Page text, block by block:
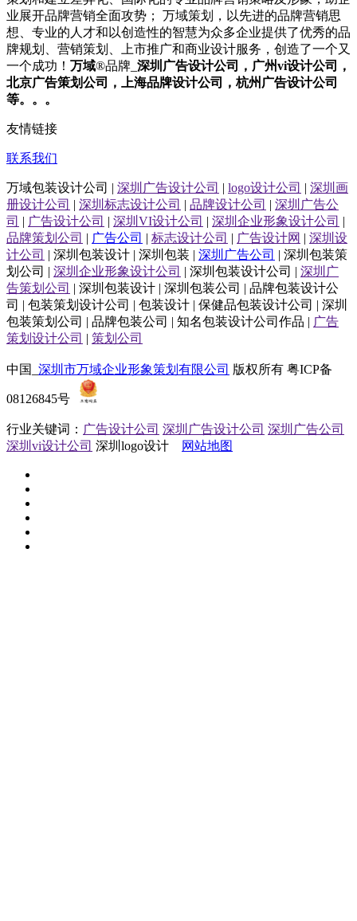
业展开品牌营销全面攻势； 万域策划，以先进的品牌营销思
想、专业的人才和以创造性的智慧为众多企业提供了优秀的品
牌规划、营销策划、上市推广和商业设计服务， 创造了一个又
一个成功！ 万域®品牌_ 深圳 广告设计公司 ，广州vi设计公司
，
北京广告策划公司 ，上海品牌设计公司 ，杭州 广告设计公司
等。。。
友情链接
联系我们
万域包装设计公司 | 深圳广告设计公司 | logo设计公司 | 深圳画
册设计公司 | 深圳标志设计公司 | 品牌设计公司 | 深圳广告公
司 | 广告设计公司 | 深圳VI设计公司 | 深圳企业形象设计公司 |
品牌策划公司 | 广告公司 | 标志设计公司 | 广告设计网 | 深圳设
计公司 | 深圳包装设计 | 深圳包装 | 深圳广告公司 | 深圳包装策
划公司 | 深圳企业形象设计公司 | 深圳包装设计公司 | 深圳广
告策划公司 | 深圳包装设计 | 深圳包装公司 | 品牌包装设计公
司 | 包装策划设计公司 | 包装设计 | 保健品包装设计公司 | 深圳
包装策划公司 | 品牌包装公司 | 知名包装设计公司作品 | 广告
策划设计公司 | 策划公司
中国_ 深圳市万域企业形象策划有限公司 版权所有 粤ICP备
08126845号
行业关键词： 广告设计公司 深圳广告设计公司 深圳广告公司
深圳vi设计公司 深圳logo设计 网站地图